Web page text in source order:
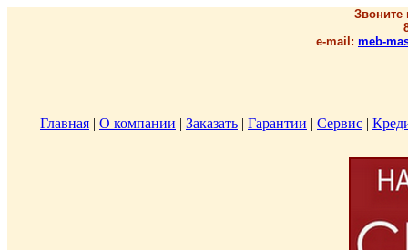
Звоните
e-mail: meb-
Главная | О компании | Заказать | Гарантии | Сервис |